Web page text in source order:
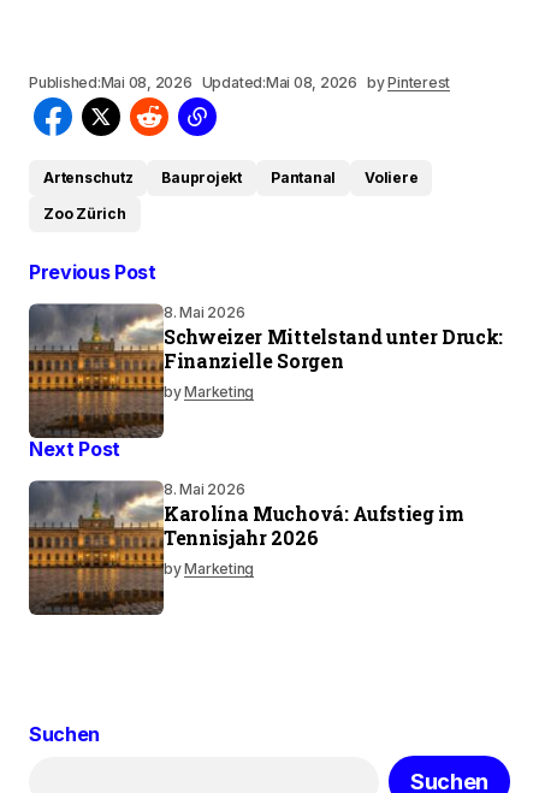
Published:Mai 08, 2026 Updated:Mai 08, 2026 byPinterest
Artenschutz Bauprojekt Pantanal
Voliere
Zoo Zürich
Previous Post
8. Mai 2026
Schweizer Mittelstand unter Druck:
Finanzielle Sorgen
byMarketing
Next Post
8. Mai 2026
Karolína Muchová: Aufstieg im
Tennisjahr 2026
byMarketing
Suchen
Suchen